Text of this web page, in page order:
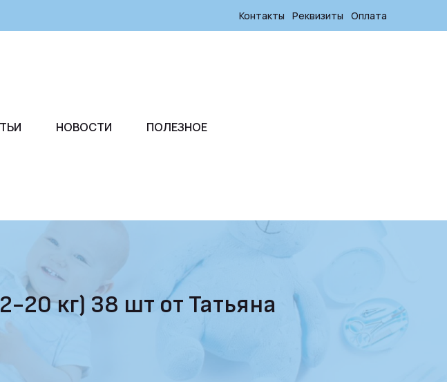
Контакты Реквизиты Оплата
НОВОСТИ ПОЛЕЗНОЕ
20 кг) 38 шт от Татьяна